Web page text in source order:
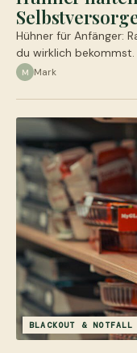
Hühner für Anfänger:
du wirklich bekommst.
M Mark
BLACKOUT & NOTFALL